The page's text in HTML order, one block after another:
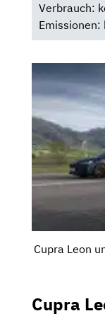
Verbrauch:
Cupra Leon
Cupra